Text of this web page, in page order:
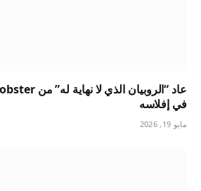
في إفلاسه
مايو 19, 2026